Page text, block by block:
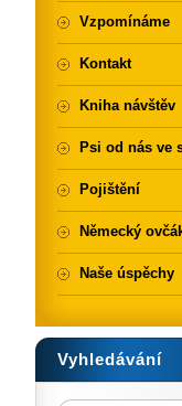
Vzpomínáme
Kontakt
Kniha návštěv
Psi od nás ve
Pojištění
Německý
Naše úspěchy
Vyhledávání